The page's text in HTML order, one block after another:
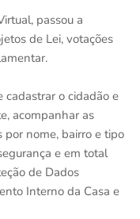
passou a
de Lei, votações
o cidadão e
acompanhar as
por nome, bairro e tipo
e em total
de Dados
Interno da Casa e